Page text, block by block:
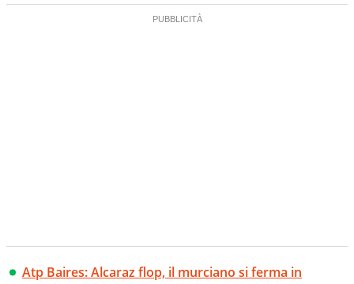
Atp Baires: Alcaraz flop, il murciano si ferma in